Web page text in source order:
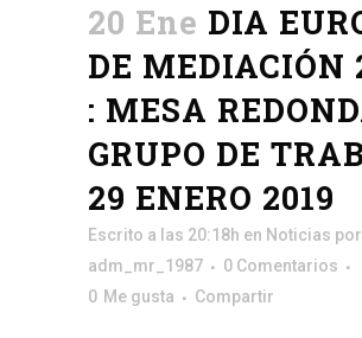
20 Ene DIA
DE MEDIACIÓN
: MESA
GRUPO DE
29 ENERO 2019
Escrito a las 20:18h en Noticias por
adm_mr_1987
0 Comentarios
0 Me gusta Compartir